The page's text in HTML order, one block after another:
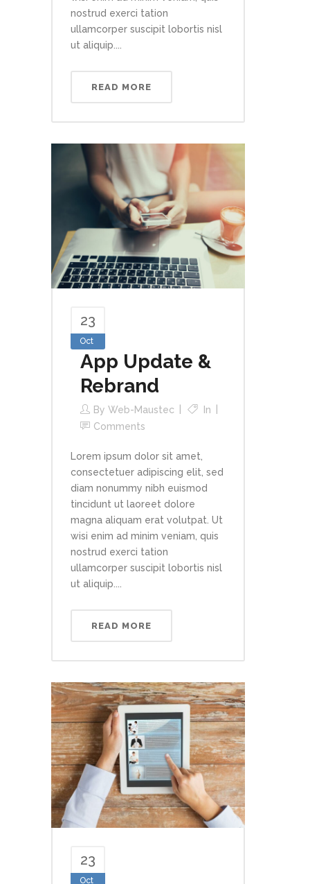
nostrud exerci tation
ullamcorper suscipit lobortis nisl
ut aliquip....
READ MORE
23
Oct
App Update &
Rebrand
By Web-Maustec
In
Comments
Lorem ipsum dolor sit amet,
consectetuer adipiscing elit, sed
diam nonummy nibh euismod
tincidunt ut laoreet dolore
magna aliquam erat volutpat. Ut
wisi enim ad minim veniam, quis
nostrud exerci tation
ullamcorper suscipit lobortis nisl
ut aliquip....
READ MORE
23
Oct